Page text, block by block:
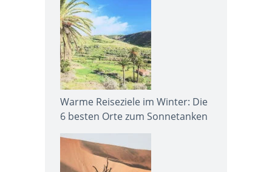
Warme Reiseziele im Winter: Die
6 besten Orte zum Sonnetanken